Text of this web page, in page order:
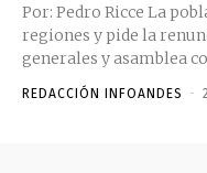
Por: Pedro Ricce La población peruana se manifiesta en 18
regiones y pide la
generales y asamblea
REDACCIÓN INFOANDES -